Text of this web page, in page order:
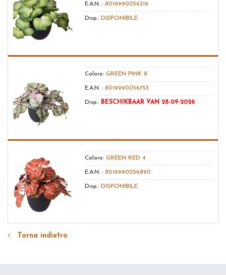
E.A.N. : 8019990056319
Disp.: DISPONIBILE
Colore: GREEN PINK 8
E.A.N. : 8019990056753
Disp.: BESCHIKBAAR VAN 28-09-2026
Colore: GREEN RED 4
E.A.N. : 8019990056890
Disp.: DISPONIBILE
Torna indietro